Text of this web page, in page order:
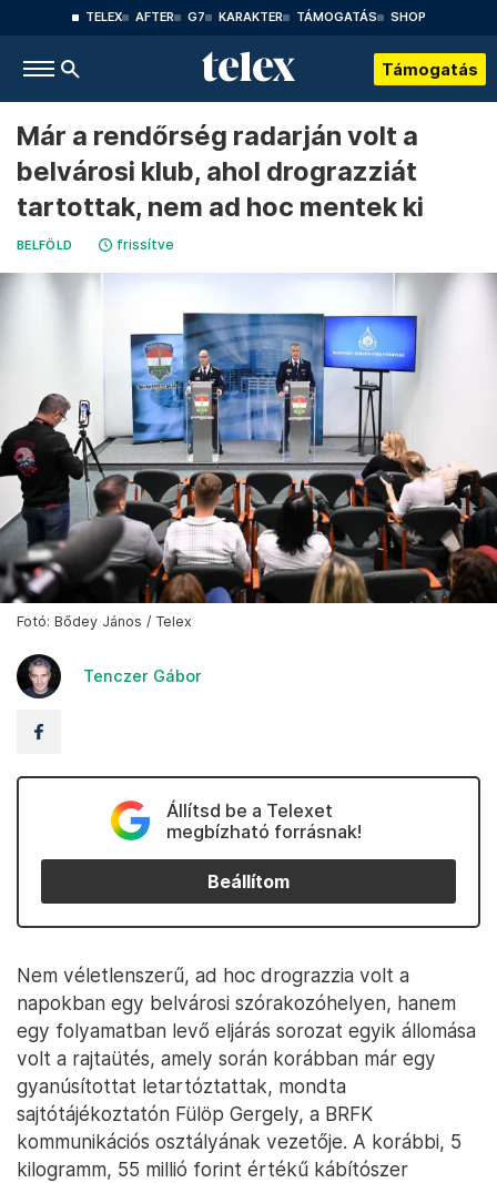
TELEX AFTER G7 KARAKTER TÁMOGATÁS SHOP
Támogatás
Már a rendőrség radarján volt a
belvárosi klub, ahol drograzziát
tartottak, nem ad hoc mentek ki
BELFÖLD frissítve
Fotó: Bődey János / Telex
Tenczer Gábor
Állítsd be a Telexet
megbízható forrásnak!
Beállítom
Nem véletlenszerű, ad hoc drograzzia volt a
napokban egy belvárosi szórakozóhelyen, hanem
egy folyamatban levő eljárás sorozat egyik állomása
volt a rajtaütés, amely során korábban már egy
gyanúsítottat letartóztattak, mondta
sajtótájékoztatón Fülöp Gergely, a BRFK
kommunikációs osztályának vezetője. A korábbi, 5
kilogramm, 55 millió forint értékű kábítószer